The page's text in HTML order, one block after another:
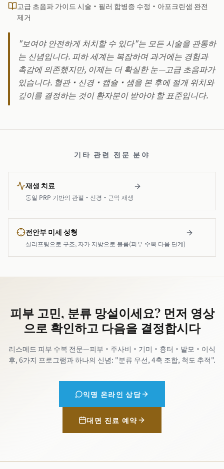
고급 초음파 가이드 시술·필러 합병증 수정·아포크린샘 완전
제거
"보여야 안전하게 처치할 수 있다"는 모든 시술을 관통하
는 신념입니다. 피하 세계는 복잡하며 과거에는 경험과
촉감에 의존했지만, 이제는 더 확실한 눈—고급 초음파가
있습니다. 혈관·신경·캡슐·샘을 본 후에 절개 위치와
깊이를 결정하는 것이 환자분이 받아야 할 표준입니다.
기타 관련 전문 분야
재생 치료
동일 PRP 기반의 관절·신경·근막 재생
전안부 미세 성형
실리프팅으로 구조, 자가 지방으로 볼륨(피부 수복 다음 단계)
피부 고민, 분류 망설이세요? 먼저 영상
으로 확인하고 다음을 결정합시다
리스메드 피부 수복 전문—피부·주사비·기미·흉터·발모·이식
후, 6가지 프로그램과 하나의 신념: "분류 우선, 4축 조합, 척도 추적".
익명 온라인 상담
대면 진료 예약